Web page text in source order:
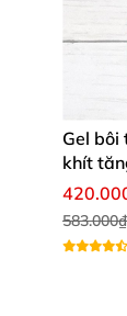
Gel bôi
khít
583.000₫